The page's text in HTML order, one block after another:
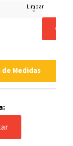
Limpar
de Medidas